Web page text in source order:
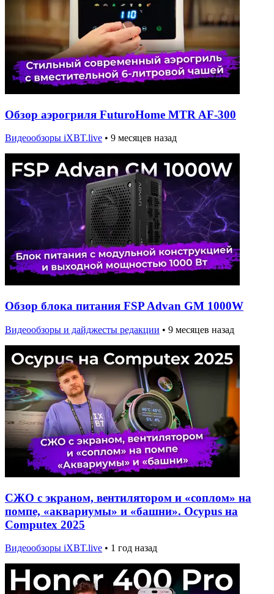
Обзор аэрогриля FuturoHome MTR AF-300
Видеообзоры iXBT.live • 9 месяцев назад
Обзор блока питания FSP Advan GM 1000W
Видеообзоры и дайджесты редакции • 9 месяцев назад
СЖО с экраном, вентилятором и «соплом» на
помпе, «аквариумы» и «башни». Ocypus на
Computex 2025
Видеообзоры iXBT.live • 1 год назад